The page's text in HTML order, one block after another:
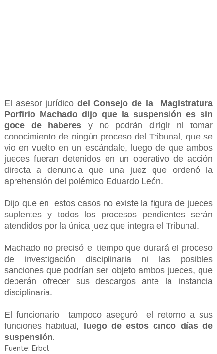
El asesor jurídico del Consejo de la Magistratura
Porfirio Machado dijo que la suspensión es sin
goce de haberes y no podrán dirigir ni tomar
conocimiento de ningún proceso del Tribunal, que se
vio en vuelto en un escándalo, luego de que ambos
jueces fueran detenidos en un operativo de acción
directa a denuncia que una juez que ordenó la
aprehensión del polémico Eduardo León.
Dijo que en estos casos no existe la figura de jueces
suplentes y todos los procesos pendientes serán
atendidos por la única juez que integra el Tribunal.
Machado no precisó el tiempo que durará el proceso
de investigación disciplinaria ni las posibles
sanciones que podrían ser objeto ambos jueces, que
deberán ofrecer sus descargos ante la instancia
disciplinaria.
El funcionario tampoco aseguró el retorno a sus
funciones habitual,
luego de estos cinco días de
suspensión.
Fuente: Erbol